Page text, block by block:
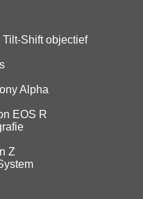
Shift objectief
Alpha
EOS R
Z